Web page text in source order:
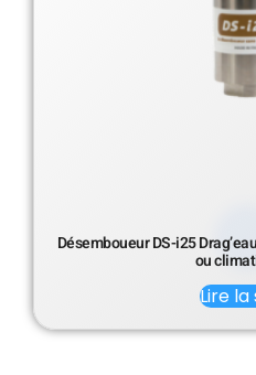
Désemboueur DS-i25
ou
Lire la